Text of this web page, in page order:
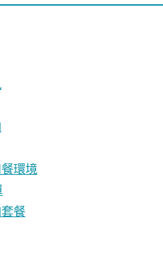
環境
餐